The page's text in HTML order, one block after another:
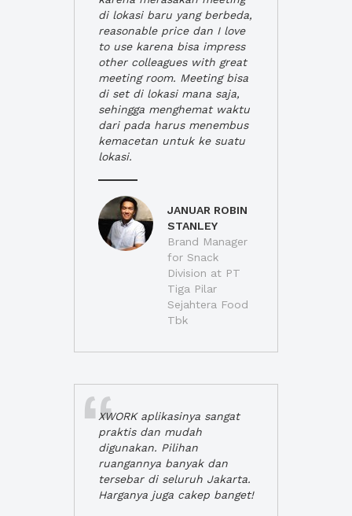
di lokasi baru yang berbeda,
reasonable price dan I love
to use karena bisa impress
other colleagues with great
meeting room. Meeting bisa
di set di lokasi mana saja,
sehingga menghemat waktu
dari pada harus menembus
kemacetan untuk ke suatu
lokasi.
JANUAR ROBIN
STANLEY
Brand Manager
for Snack
Division at PT
Tiga Pilar
Sejahtera Food
Tbk
XWORK aplikasinya sangat
praktis dan mudah
digunakan. Pilihan
ruangannya banyak dan
tersebar di seluruh Jakarta.
Harganya juga cakep banget!